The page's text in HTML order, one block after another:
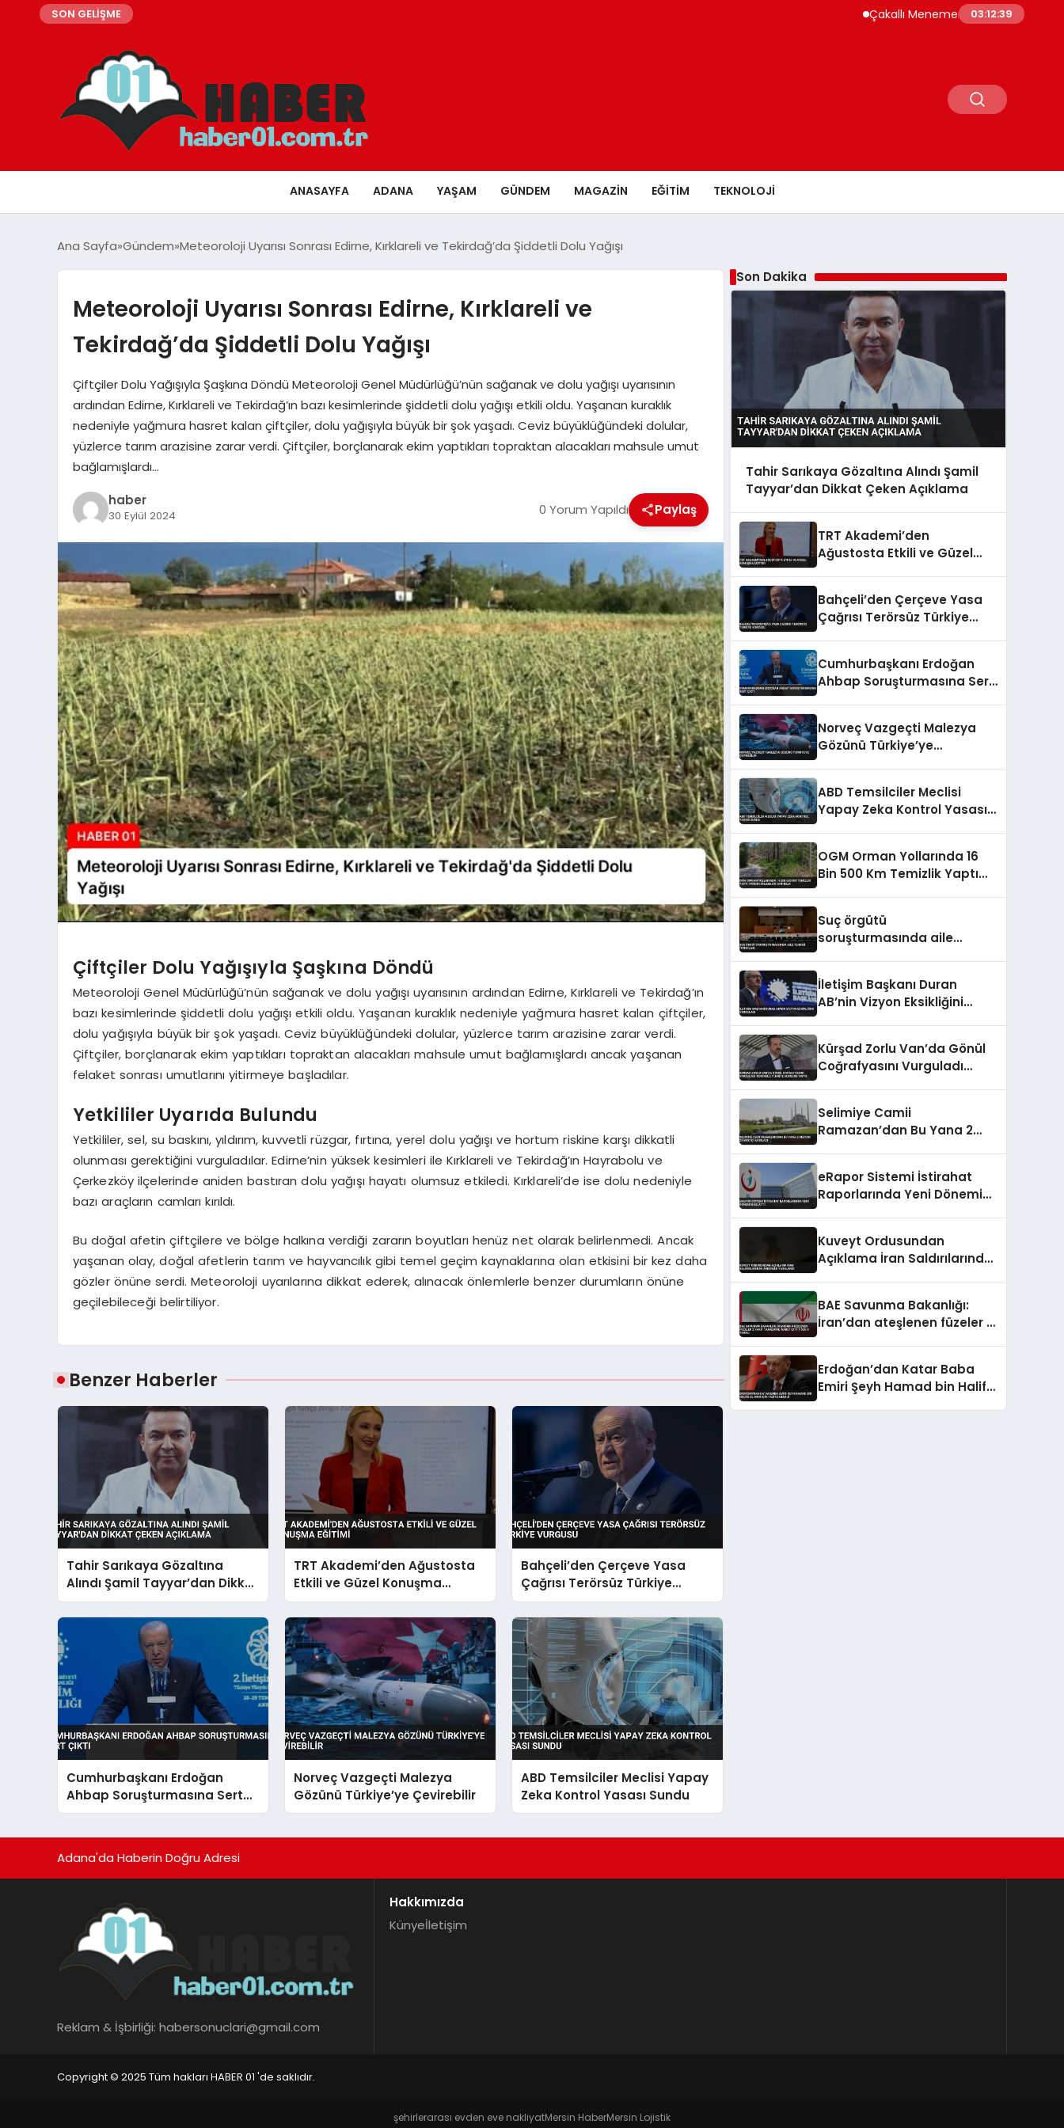
SON GELİŞME Çakallı Menemeni Rehberi: Nerede Yenir,
03:12:40
ANASAYFA ADANA YAŞAM GÜNDEM MAGAZIN EĞITIM TEKNOLOJI
Ana Sayfa Gündem Meteoroloji Uyarısı Sonrası Edirne, Kırklareli ve Tekirdağ’da Şiddetli Dolu Yağışı
Meteoroloji Uyarısı Sonrası Edirne, Kırklareli ve
Tekirdağ’da Şiddetli Dolu Yağışı
Çiftçiler Dolu Yağışıyla Şaşkına Döndü Meteoroloji Genel Müdürlüğü’nün sağanak ve dolu yağışı uyarısının
ardından Edirne, Kırklareli ve Tekirdağ’ın bazı kesimlerinde şiddetli dolu yağışı etkili oldu. Yaşanan kuraklık
nedeniyle yağmura hasret kalan çiftçiler, dolu yağışıyla büyük bir şok yaşadı. Ceviz büyüklüğündeki dolular,
yüzlerce tarım arazisine zarar verdi. Çiftçiler, borçlanarak ekim yaptıkları topraktan alacakları mahsule umut
bağlamışlardı…
haber
30 Eylül 2024 0 Yorum Yapıldı Paylaş
Çiftçiler Dolu Yağışıyla Şaşkına Döndü
Meteoroloji Genel Müdürlüğü’nün sağanak ve dolu yağışı uyarısının ardından Edirne, Kırklareli ve Tekirdağ’ın
bazı kesimlerinde şiddetli dolu yağışı etkili oldu. Yaşanan kuraklık nedeniyle yağmura hasret kalan çiftçiler,
dolu yağışıyla büyük bir şok yaşadı. Ceviz büyüklüğündeki dolular, yüzlerce tarım arazisine zarar verdi.
Çiftçiler, borçlanarak ekim yaptıkları topraktan alacakları mahsule umut bağlamışlardı ancak yaşanan
felaket sonrası umutlarını yitirmeye başladılar.
Yetkililer Uyarıda Bulundu
Yetkililer, sel, su baskını, yıldırım, kuvvetli rüzgar, fırtına, yerel dolu yağışı ve hortum riskine karşı dikkatli
olunması gerektiğini vurguladılar. Edirne’nin yüksek kesimleri ile Kırklareli ve Tekirdağ’ın Hayrabolu ve
Çerkezköy ilçelerinde aniden bastıran dolu yağışı hayatı olumsuz etkiledi. Kırklareli’de ise dolu nedeniyle
bazı araçların camları kırıldı.
Bu doğal afetin çiftçilere ve bölge halkına verdiği zararın boyutları henüz net olarak belirlenmedi. Ancak
yaşanan olay, doğal afetlerin tarım ve hayvancılık gibi temel geçim kaynaklarına olan etkisini bir kez daha
gözler önüne serdi. Meteoroloji uyarılarına dikkat ederek, alınacak önlemlerle benzer durumların önüne
geçilebileceği belirtiliyor.
Benzer Haberler
Tahir Sarıkaya Gözaltına
Alındı Şamil Tayyar’dan Dikkat
Çeken Açıklama
TRT Akademi’den Ağustosta
Etkili ve Güzel Konuşma
Eğitimi
Bahçeli’den Çerçeve Yasa
Çağrısı Terörsüz Türkiye
Vurgusu
Cumhurbaşkanı Erdoğan
Ahbap Soruşturmasına Sert
Çıktı
Norveç Vazgeçti Malezya
Gözünü Türkiye’ye Çevirebilir
ABD Temsilciler Meclisi Yapay
Zeka Kontrol Yasası Sundu
Son Dakika
Tahir Sarıkaya Gözaltına Alındı Şamil
Tayyar’dan Dikkat Çeken Açıklama
TRT Akademi’den
Ağustosta Etkili ve Güzel
Bahçeli’den Çerçeve Yasa
Çağrısı Terörsüz Türkiye
Cumhurbaşkanı Erdoğan
Ahbap Soruşturmasına Sert
Norveç Vazgeçti Malezya
Gözünü Türkiye’ye
ABD Temsilciler Meclisi
Yapay Zeka Kontrol Yasası
OGM Orman Yollarında 16
Bin 500 Km Temizlik Yaptı
Suç örgütü
soruşturmasında aile
İletişim Başkanı Duran
AB’nin Vizyon Eksikliğini
Kürşad Zorlu Van’da Gönül
Coğrafyasını Vurguladı
Selimiye Camii
Ramazan’dan Bu Yana 2
eRapor Sistemi İstirahat
Raporlarında Yeni Dönemi
Kuveyt Ordusundan
Açıklama İran Saldırılarında
BAE Savunma Bakanlığı:
İran’dan ateşlenen füzeler 2
Erdoğan’dan Katar Baba
Emiri Şeyh Hamad bin Halife
Adana'da Haberin Doğru Adresi
Reklam & İşbirliği: habersonuclari@gmail.com
Hakkımızda
Künyeİletişim
Copyright © 2025 Tüm hakları HABER 01 'de saklıdır.
şehirlerarası evden eve nakliyatMersin HaberMersin Lojistik